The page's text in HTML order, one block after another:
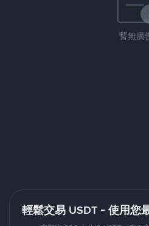
暫無廣
輕鬆交易 USDT - 使用您